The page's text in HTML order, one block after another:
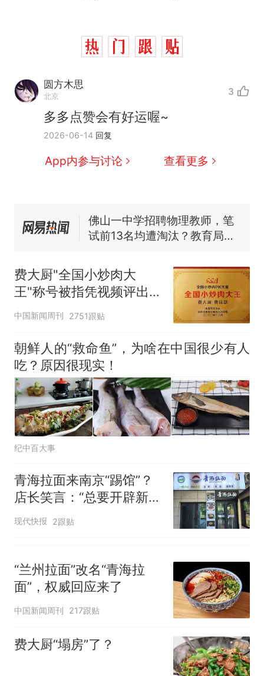
圆方木思
北京 3
多多点赞会有好运喔~
2026-06-14 回复
App内参与讨论 查看更多
热 十多万人报名的考试，成绩
全部作废，公平么？
新 搬家报价570元，搬到楼下
佛山一中学招聘物理教师，笔
试前13名均遭淘汰？教育局：
核查
母瘫痪 轰-6J实力有多强？
“不建议大家买深色蛋糕”上热
搜，网友：天塌了！
热 十多万人报名的考试，成绩
费大厨"全国小炒肉大
王"称号被指凭视频评出
官方回应
中国新闻周刊 2751跟贴
朝鲜人的“救命鱼”，为啥在中国很少有人
吃？原因很现实！
纪中百大事
青海拉面来南京“踢馆”？
店长笑言：“总要开辟新赛
道嘛”
现代快报 2跟贴
“兰州拉面”改名“青海拉
面”，权威回应来了
中国新闻周刊 217跟贴
费大厨“塌房”了？